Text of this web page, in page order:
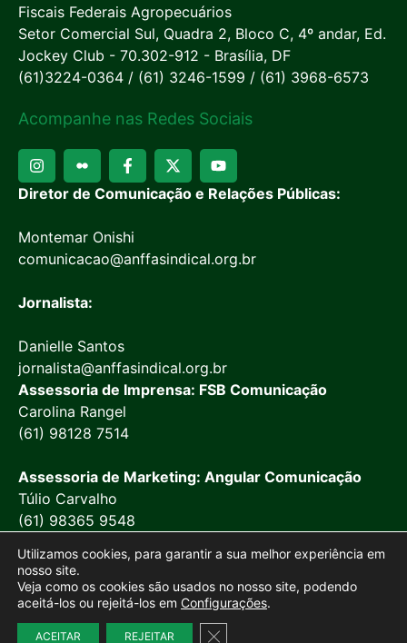
Fiscais Federais Agropecuários
Setor Comercial Sul, Quadra 2, Bloco C, 4º andar, Ed.
Jockey Club - 70.302-912 - Brasília, DF
(61)3224-0364 / (61) 3246-1599 / (61) 3968-6573
Acompanhe nas Redes Sociais
Diretor de Comunicação e Relações Públicas:
Montemar Onishi
comunicacao@anffasindical.org.br
Jornalista:
Danielle Santos
jornalista@anffasindical.org.br
Assessoria de Imprensa: FSB Comunicação
Carolina Rangel
(61) 98128 7514
Assessoria de Marketing: Angular Comunicação
Túlio Carvalho
(61) 98365 9548
Site desenvolvido porMarketing Objetivo
Utilizamos cookies, para garantir a sua melhor experiência em
nosso site.
Veja como os cookies são usados no nosso site, podendo
aceitá-los ou rejeitá-los em Configurações.
ACEITAR REJEITAR Close GDPR Cookie Banner